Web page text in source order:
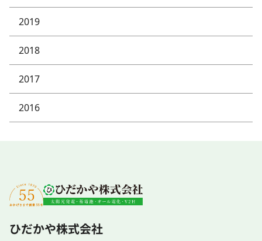
2019
2018
2017
2016
ひだかや株式会社